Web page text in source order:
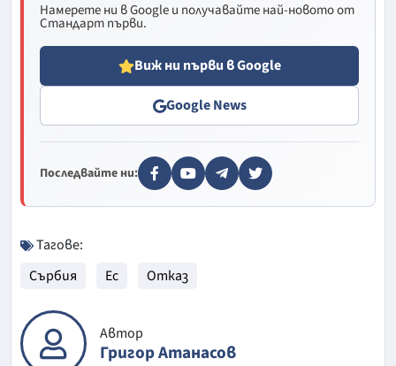
Намерете ни в Google и получавайте най-новото от
Стандарт първи.
Виж ни първи в Google
Google News
Последвайте ни:
Тагове:
Сърбия
Ес Отказ
Автор
Григор Атанасов